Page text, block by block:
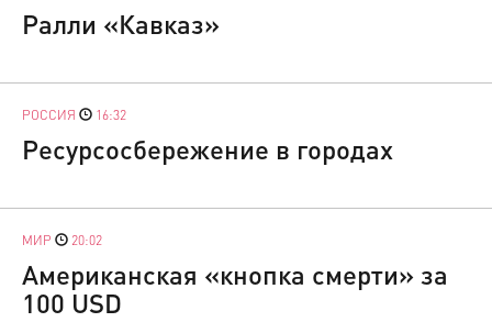
Ралли «Кавказ»
РОССИЯ 16:32
Ресурсосбережение в городах
МИР 20:02
Американская «кнопка смерти» за
100 USD